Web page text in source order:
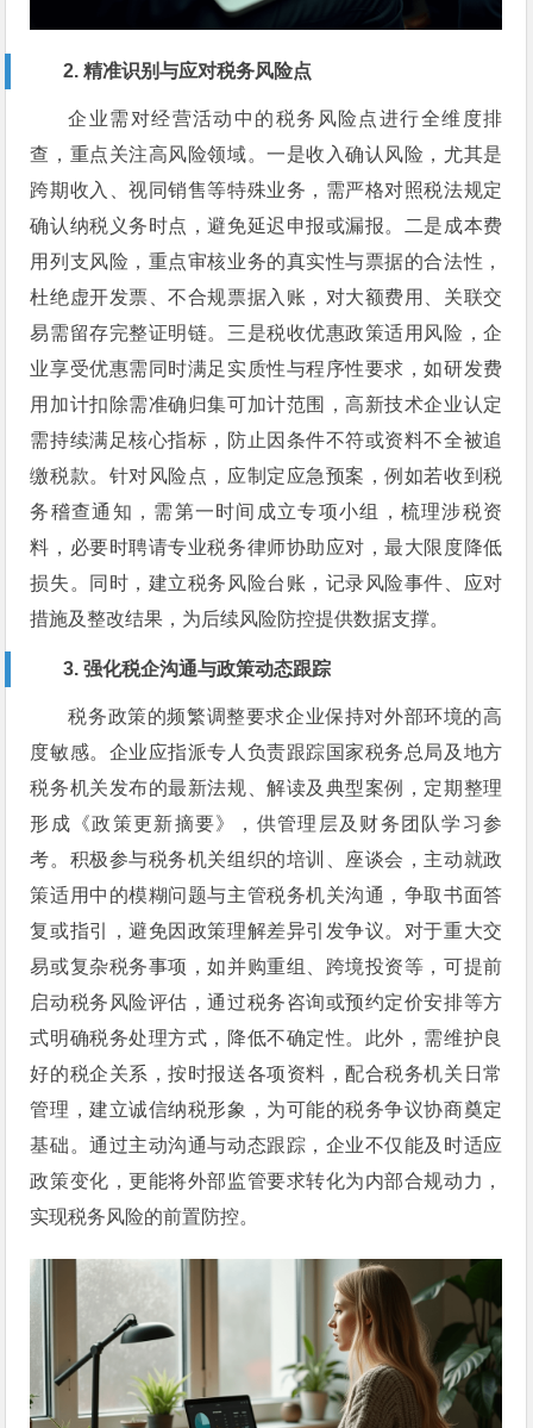
2. 精准识别与应对税务风险点
企业需对经营活动中的税务风险点进行全维度排
查，重点关注高风险领域。一是收入确认风险，尤其是
跨期收入、视同销售等特殊业务，需严格对照税法规定
确认纳税义务时点，避免延迟申报或漏报。二是成本费
用列支风险，重点审核业务的真实性与票据的合法性，
杜绝虚开发票、不合规票据入账，对大额费用、关联交
易需留存完整证明链。三是税收优惠政策适用风险，企
业享受优惠需同时满足实质性与程序性要求，如研发费
用加计扣除需准确归集可加计范围，高新技术企业认定
需持续满足核心指标，防止因条件不符或资料不全被追
缴税款。针对风险点，应制定应急预案，例如若收到税
务稽查通知，需第一时间成立专项小组，梳理涉税资
料，必要时聘请专业税务律师协助应对，最大限度降低
损失。同时，建立税务风险台账，记录风险事件、应对
措施及整改结果，为后续风险防控提供数据支撑。
3. 强化税企沟通与政策动态跟踪
税务政策的频繁调整要求企业保持对外部环境的高
度敏感。企业应指派专人负责跟踪国家税务总局及地方
税务机关发布的最新法规、解读及典型案例，定期整理
形成《政策更新摘要》，供管理层及财务团队学习参
考。积极参与税务机关组织的培训、座谈会，主动就政
策适用中的模糊问题与主管税务机关沟通，争取书面答
复或指引，避免因政策理解差异引发争议。对于重大交
易或复杂税务事项，如并购重组、跨境投资等，可提前
启动税务风险评估，通过税务咨询或预约定价安排等方
式明确税务处理方式，降低不确定性。此外，需维护良
好的税企关系，按时报送各项资料，配合税务机关日常
管理，建立诚信纳税形象，为可能的税务争议协商奠定
基础。通过主动沟通与动态跟踪，企业不仅能及时适应
政策变化，更能将外部监管要求转化为内部合规动力，
实现税务风险的前置防控。